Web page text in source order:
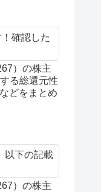
確認した
）の株主
る総還元性
どをまとめ
以下の記載
）の株主